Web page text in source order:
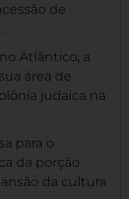
de
Atlântico, a
área de
judaica na
para o
da porção
da cultura